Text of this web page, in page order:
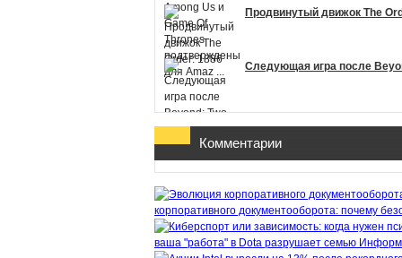
Продвинутый движок The
Следующая игра после
Комментарии
корпоративного документооборота: почему
ваша "работа" в Dota разрушает семью